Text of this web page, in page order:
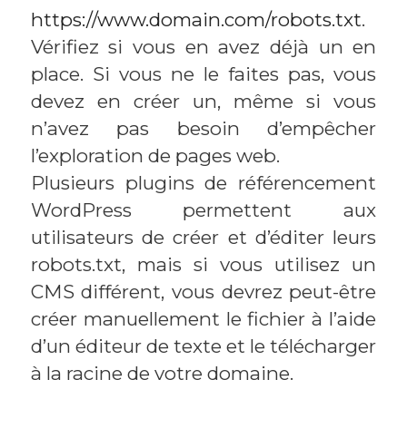
https://www.domain.com/robots.txt.
Vérifiez si vous en avez déjà un en
place. Si vous ne le faites pas, vous
devez en créer un, même si vous
n’avez pas besoin d’empêcher
l’exploration de pages web.
Plusieurs plugins de référencement
WordPress permettent aux
utilisateurs de créer et d’éditer leurs
robots.txt, mais si vous utilisez un
CMS différent, vous devrez peut-être
créer manuellement le fichier à l’aide
d’un éditeur de texte et le télécharger
à la racine de votre domaine.